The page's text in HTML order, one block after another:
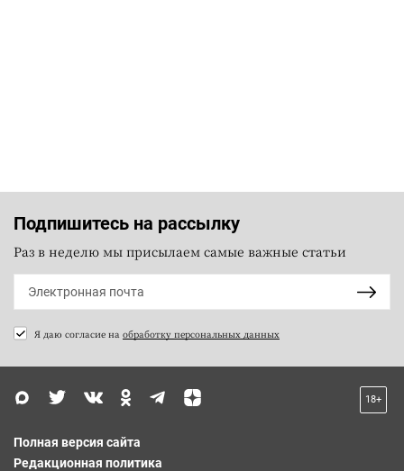
Подпишитесь на рассылку
Раз в неделю мы присылаем самые важные статьи
Я даю согласие на обработку персональных данных
18+
Полная версия сайта
Редакционная политика